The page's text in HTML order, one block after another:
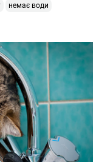
немає води